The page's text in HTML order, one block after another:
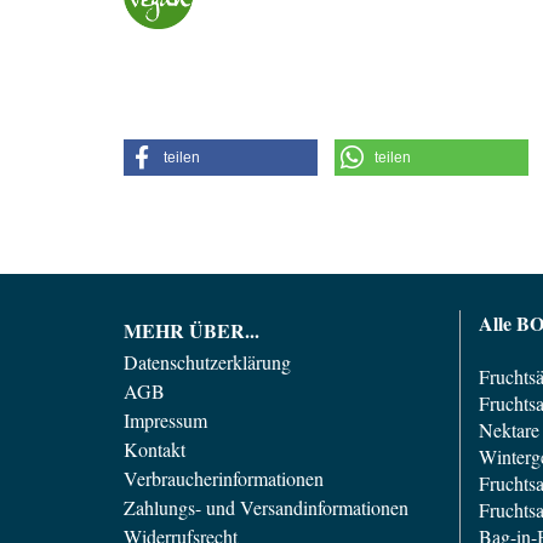
teilen teilen
MEHR ÜBER...
Datenschutzerklärung
AGB
Impressum
Kontakt
Verbraucherinformationen
Zahlungs- und Versandinformationen
Widerrufsrecht
Alle
Bag-in-